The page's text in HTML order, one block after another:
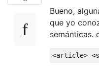
Bueno,
que yo
semánticas.
<article>